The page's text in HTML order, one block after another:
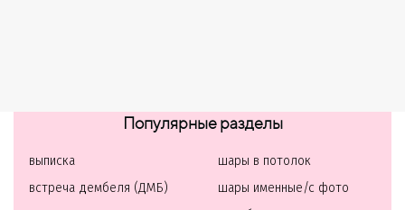
Популярные разделы
выписка
встреча дембеля (ДМБ)
шары в потолок
шары именные/с фото